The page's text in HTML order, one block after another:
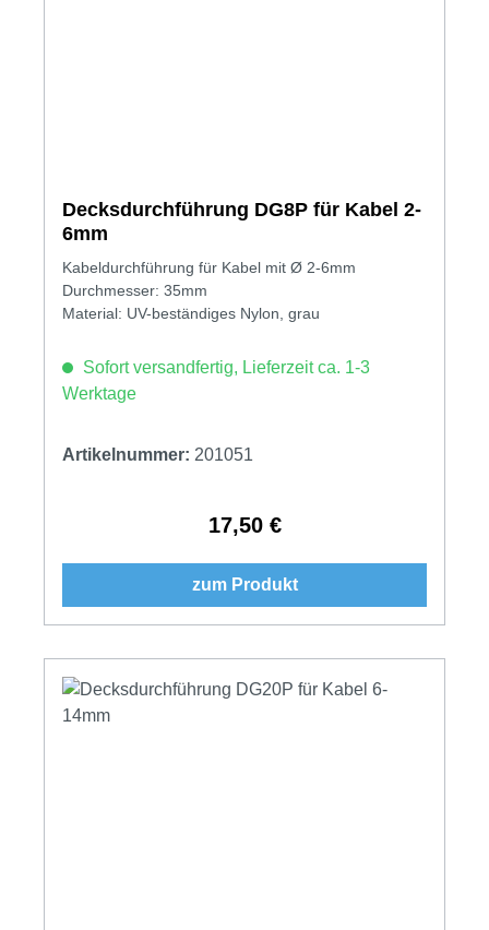
Decksdurchführung DG8P für Kabel 2-
6mm
Kabeldurchführung für Kabel mit Ø 2-6mm
Durchmesser: 35mm
Material: UV-beständiges Nylon, grau
Sofort versandfertig, Lieferzeit ca. 1-3
Werktage
Artikelnummer: 201051
Regulärer Preis:
17,50 €
zum Produkt